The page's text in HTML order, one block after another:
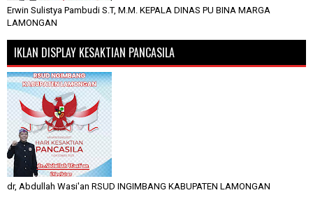
Erwin Sulistya Pambudi S.T, M.M. KEPALA DINAS PU BINA MARGA
LAMONGAN
IKLAN DISPLAY KESAKTIAN PANCASILA
dr, Abdullah Wasi'an RSUD INGIMBANG KABUPATEN LAMONGAN